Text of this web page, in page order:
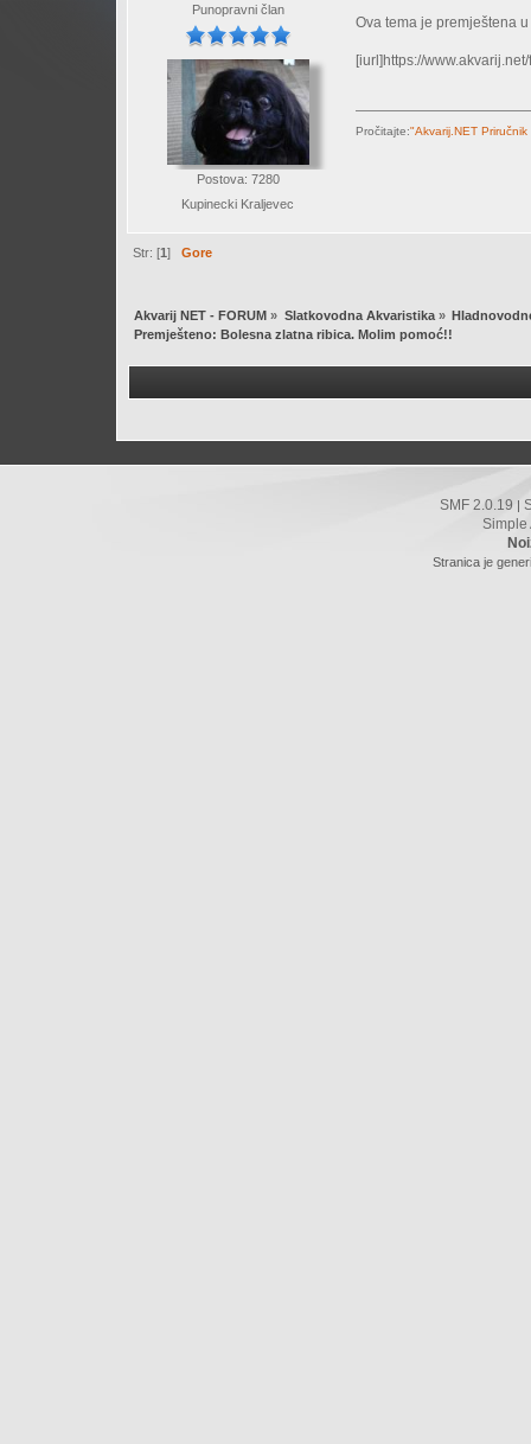
Punopravni član
Postova: 7280
Kupinecki Kraljevec
Ova tema je premještena u
[iurl]https://
Pročitajte:"Akvarij.NET
Str: [1]Gore
Akvarij NET - FORUM » Slatkovodna Akvaristika»
Premješteno: Bolesna zlatna ribica. Molim pomoć!!
SMF 2.0.19
Simple
Stranica je